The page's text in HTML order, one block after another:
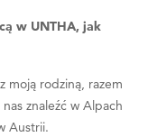
w UNTHA, jak
moją rodziną, razem
znaleźć w Alpach
Austrii.